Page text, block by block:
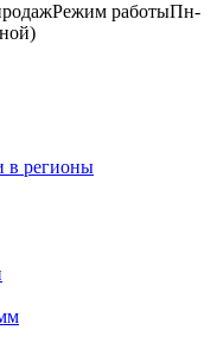
Режим работыПн-
в регионы